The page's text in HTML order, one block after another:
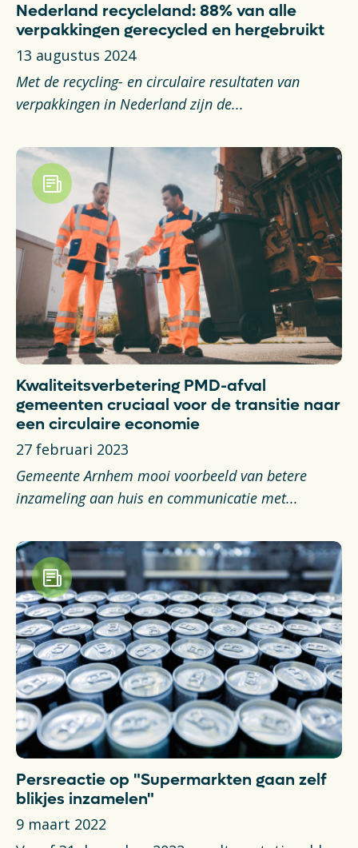
Nederland recycleland: 88% van alle
verpakkingen gerecycled en hergebruikt
13 augustus 2024
Met de recycling- en circulaire resultaten van
verpakkingen in Nederland zijn de...
Kwaliteitsverbetering PMD-afval
gemeenten cruciaal voor de transitie naar
een circulaire economie
27 februari 2023
Gemeente Arnhem mooi voorbeeld van betere
inzameling aan huis en communicatie met...
Persreactie op "Supermarkten gaan zelf
blikjes inzamelen"
9 maart 2022